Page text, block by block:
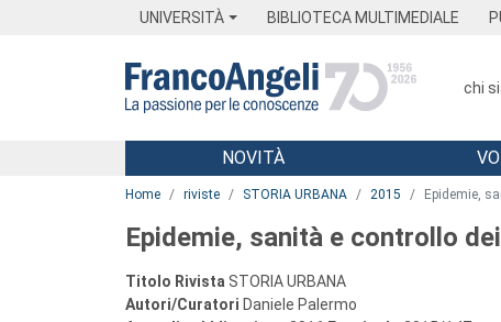
UNIVERSITÀ BIBLIOTECA MULTIMEDIALE
chi
Menu
NOVITÀ
Home riviste STORIA URBANA 2015 Epidemie,
Epidemie, sanità e controllo
Titolo Rivista STORIA URBANA
Autori/Curatori Daniele Palermo